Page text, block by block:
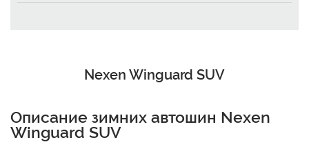
Nexen Winguard SUV
Описание зимних автошин Nexen
Winguard SUV